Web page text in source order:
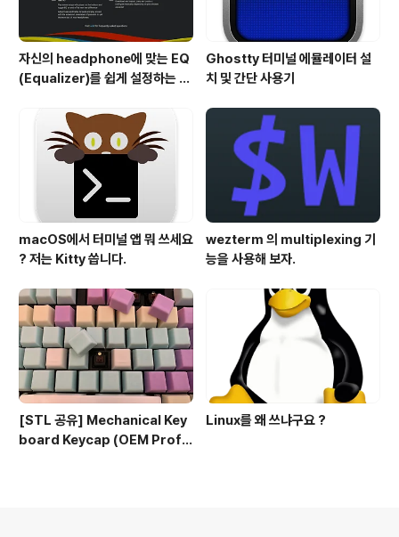
자신의 headphone에 맞는 EQ
(Equalizer)를 쉽게 설정하는 방
Ghostty 터미널 에뮬레이터 설
치 및 간단 사용기
macOS에서 터미널 앱 뭐 쓰세요
? 저는 Kitty 씁니다.
wezterm 의 multiplexing 기
능을 사용해 보자.
[STL 공유] Mechanical Key
board Keycap (OEM Profil
Linux를 왜 쓰냐구요 ?